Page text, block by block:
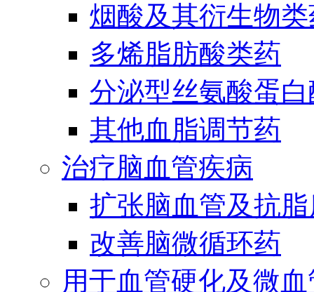
烟酸及其衍生物
多烯脂肪酸类药
分泌型丝氨酸蛋
其他血脂调节药
治疗脑血管疾病
扩张脑血管及抗
改善脑微循环药
用于血管硬化及微